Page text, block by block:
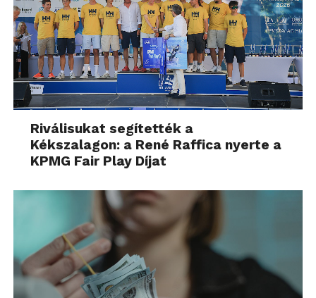
Riválisukat segítették a
Kékszalagon: a René Raffica nyerte a
KPMG Fair Play Díjat